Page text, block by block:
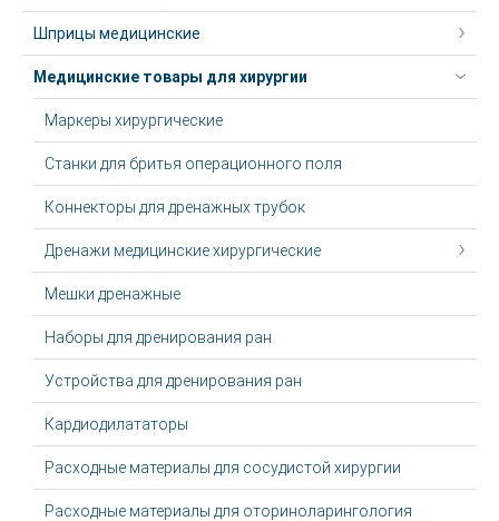
Шприцы медицинские
Медицинские товары для хирургии
Маркеры хирургические
Станки для бритья операционного поля
Коннекторы для дренажных трубок
Дренажи медицинские хирургические
Мешки дренажные
Наборы для дренирования ран
Устройства для дренирования ран
Кардиодилататоры
Расходные материалы для сосудистой хирургии
Расходные материалы для оториноларингология